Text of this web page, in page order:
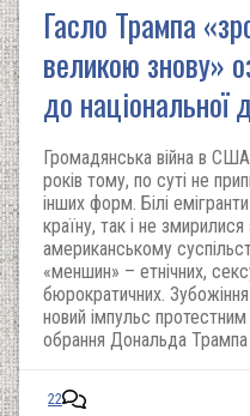
Гасло Трампа
великою знову»
до національної
Громадянська війна в
років тому, по суті не
інших форм. Білі
країну, так і не
американському
«меншин» – етнічних,
бюрократичних.
новий імпульс
обрання Дональда
22